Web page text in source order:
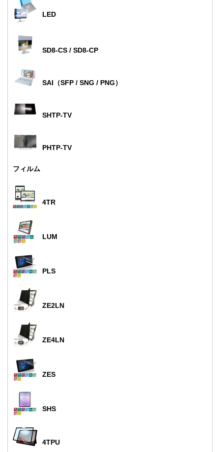
LED
SD8-CS / SD8-CP
SAI（SFP / SNG / PNG）
SHTP-TV
PHTP-TV
フィルム
4TR
LUM
PLS
ZE2LN
ZE4LN
ZES
SHS
4TPU